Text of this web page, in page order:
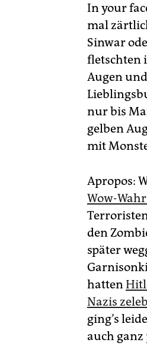
In your
mal
Sinwar
fletschten
Augen
nur bis
gelben
mit
Apropos:
Wow-
den
später
hatten
Nazis
ging’s
auch ganz